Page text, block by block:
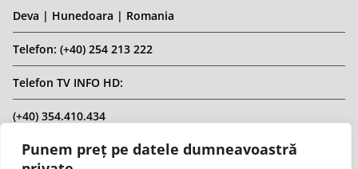
Punem preț pe datele dumneavoastră
Deva | Hunedoara | Romania
Telefon: (+40) 254 213 222
Telefon TV INFO HD:
(+40) 354.410.434
Email: infohd20@gmail.com